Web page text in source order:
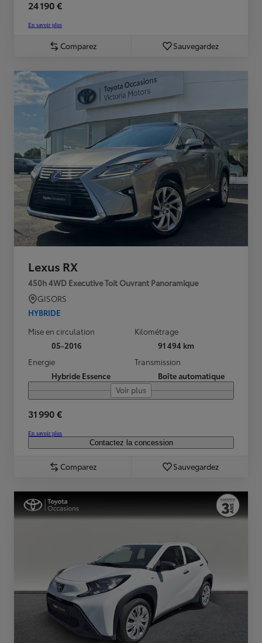
24 190 €
En savoir plus
Comparez Sauvegardez
Lexus RX
450h 4WD Executive Toit Ouvrant Panoramique
GISORS
HYBRIDE
Mise en circulation
05-2016
Kilométrage
91 494 km
Energie
Hybride Essence
Transmission
Boîte automatique
Voir plus
31 990 €
En savoir plus
Contactez la concession
Comparez Sauvegardez